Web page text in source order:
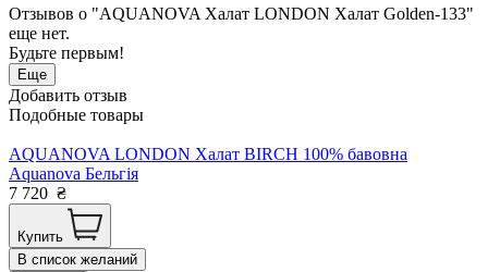
Отзывов о "AQUANOVA Халат LONDON Халат Golden-133"
еще нет.
Будьте первым!
Еще
Добавить отзыв
Подобные товары
AQUANOVA LONDON Халат BIRCH 100% бавовна
Aquanova Бельгія
7 720 ₴
Купить
В список желаний